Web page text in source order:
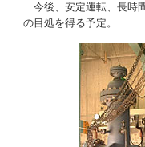
今後、安定運転、長時
の目処を得る予定。